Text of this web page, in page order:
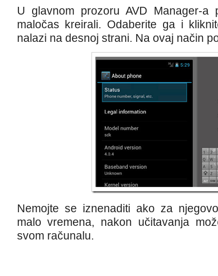
U glavnom prozoru AVD Manager-
maločas kreirali. Odaberite ga i
nalazi na desnoj strani. Na ovaj način
Nemojte se iznenaditi ako za
malo vremena, nakon učitavanja
svom računalu.